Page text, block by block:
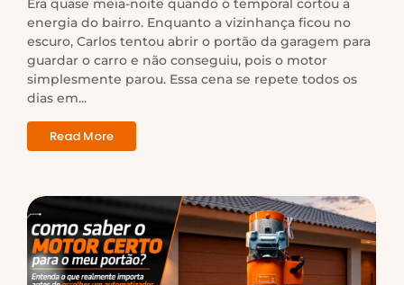
Era quase meia-noite quando o temporal cortou a
energia do bairro. Enquanto a vizinhança ficou no
escuro, Carlos tentou abrir o portão da garagem para
guardar o carro e não conseguiu, pois o motor
simplesmente parou. Essa cena se repete todos os
dias em...
Read More